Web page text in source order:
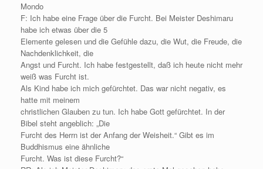
Mondo
F: Ich habe eine Frage über die Furcht. Bei Meister Deshimaru
habe ich etwas über die 5
Elemente gelesen und die Gefühle dazu, die Wut, die Freude, die
Nachdenklichkeit, die
Angst und Furcht. Ich habe festgestellt, daß ich heute nicht mehr
weiß was Furcht ist.
Als Kind habe ich mich gefürchtet. Das war nicht negativ, es
hatte mit meinem
christlichen Glauben zu tun. Ich habe Gott gefürchtet. In der
Bibel steht angeblich: „Die
Furcht des Herrn ist der Anfang der Weisheit.“ Gibt es im
Buddhismus eine ähnliche
Furcht. Was ist diese Furcht?“